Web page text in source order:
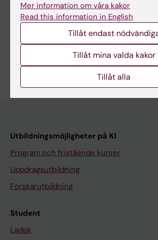
Utbildningsmöjligheter på KI
Program och fristående kurser
Uppdragsutbildning
Forskarutbildning
Student
Ladok
Mer information om våra kakor
Read this information in English
Tillåt endast
Tillåt mina valda kakor
Tillåt alla